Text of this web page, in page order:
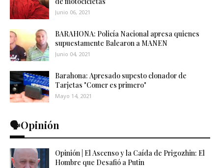
Junio 06, 2021
BARAHONA: Policía Nacional apresa quienes
supuestamente Balearon a MANEN
Junio 04, 2021
Barahona: Apresado supesto clonador de
Tarjetas "Comer es primero"
Mayo 14, 2021
🗣️Opinión
Opinión | El Ascenso y la Caída de Prigozhin: El
Hombre que Desafió a Putin